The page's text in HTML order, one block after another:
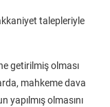
talepleriyle
getirilmiş olması
mahkeme dava
olmasını